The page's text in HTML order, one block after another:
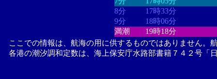
8分
17時33分
9分
18時06分
満潮
19時18分
ここでの情報は、航海の用に供するものではありません。
各港の潮汐調和定数は、海上保安庁水路部書籍７４２号「